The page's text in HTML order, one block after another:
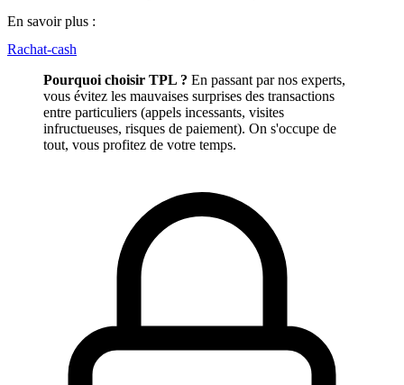
En savoir plus :
Rachat-cash
Pourquoi choisir TPL ? En passant par nos experts,
vous évitez les mauvaises surprises des transactions
entre particuliers (appels incessants, visites
infructueuses, risques de paiement). On s'occupe de
tout, vous profitez de votre temps.